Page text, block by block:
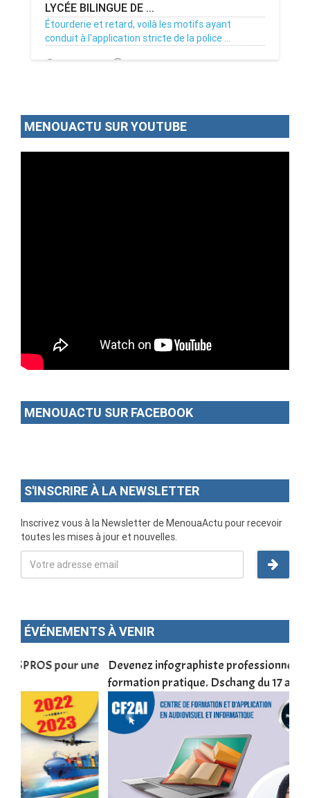
LYCÉE BILINGUE DE ...
Étourderie et retard, voilà les motifs ayant
conduit à l'application stricte de la police ...
13/06/22 Par MenouActu 0
MENOUACTU SUR YOUTUBE
MENOUACTU SUR FACEBOOK
S'INSCRIRE À LA NEWSLETTER
Inscrivez vous à la Newsletter de MenouaActu pour recevoir
toutes les mises à jour et nouvelles.
ÉVÉNEMENTS À VENIR
Devenez infographiste professionnel en 10 jours de
formation pratique. Dschang du 17 au 27 janvier 2022